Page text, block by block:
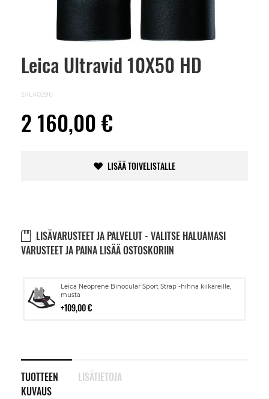
Leica Ultravid 10X50 HD
24L40296
2 160,00 €
LISÄÄ TOIVELISTALLE
LISÄVARUSTEET JA PALVELUT - VALITSE HALUAMASI
VARUSTEET JA PAINA LISÄÄ OSTOSKORIIN
Leica Neoprene Binocular Sport Strap -hihna kiikareille,
musta
109,00 €
Lisää
ostoskoriin
TUOTTEEN
KUVAUS
LISÄTIETOJA
Skip
images
gallery